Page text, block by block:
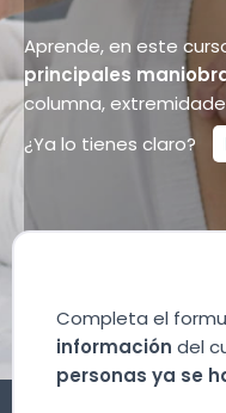
Aprende, en este
principales
columna,
¿Ya lo tienes claro?
Completa el
información del
personas ya se